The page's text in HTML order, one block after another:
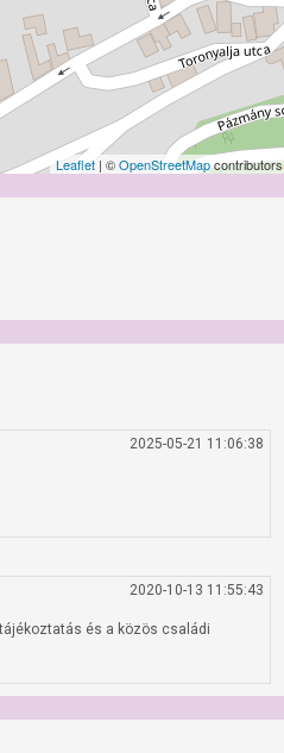
Leaflet | ©OpenStreetMapcontributors
2025-05-21 11:06:38
2020-10-13 11:55:43
és a közös családi